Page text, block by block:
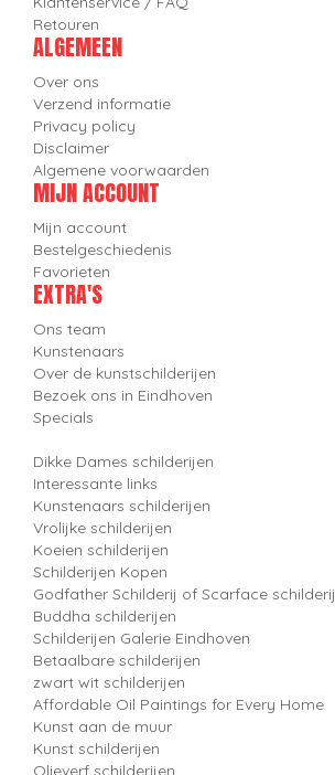
Retouren
ALGEMEEN
Over ons
Verzend informatie
Privacy policy
Disclaimer
Algemene voorwaarden
MIJN ACCOUNT
Mijn account
Bestelgeschiedenis
Favorieten
EXTRA'S
Ons team
Kunstenaars
Over de kunstschilderijen
Bezoek ons in Eindhoven
Specials
Dikke Dames schilderijen
Interessante links
Kunstenaars schilderijen
Vrolijke schilderijen
Koeien schilderijen
Schilderijen Kopen
Godfather Schilderij of Scarface schilderij
Buddha schilderijen
Schilderijen Galerie Eindhoven
Betaalbare schilderijen
zwart wit schilderijen
Affordable Oil Paintings for Every Home
Kunst aan de muur
Kunst schilderijen
Olieverf schilderijen